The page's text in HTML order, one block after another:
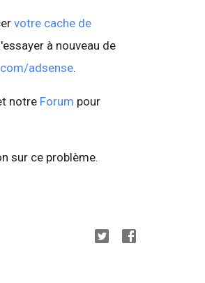
votre cache de
à nouveau de
adsense.
notre Forum pour
sur ce problème.